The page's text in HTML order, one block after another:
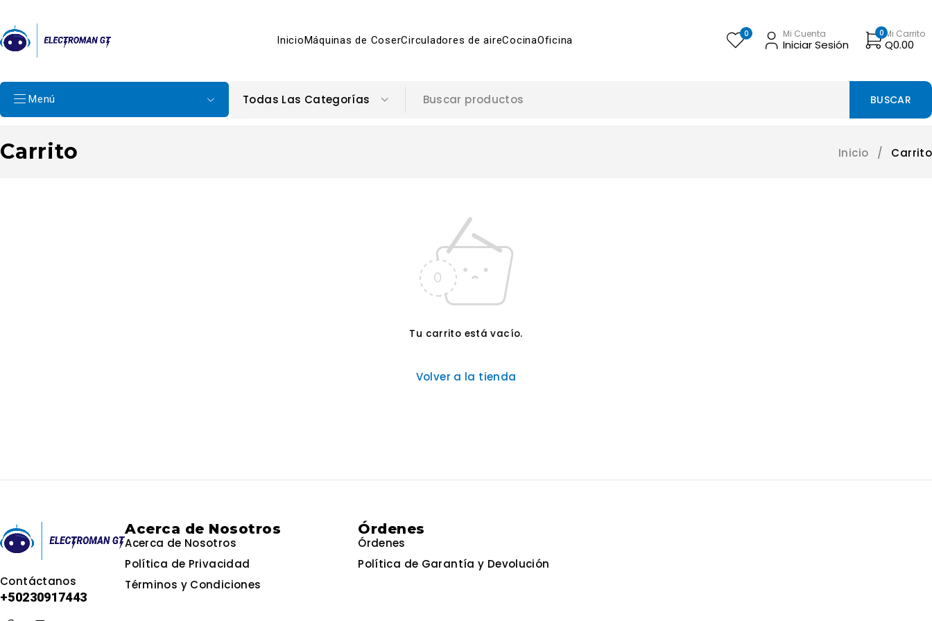
Inicio Máquinas de CoserCirculadores de aireCocinaOficina
0 Mi Cuenta
Iniciar Sesión
0 Mi Carrito
Q0.00
Menú
Carrito Inicio / Carrito
Tu carrito está vacío.
Volver a la tienda
Contáctanos
+50230917443
Acerca de Nosotros
Acerca de Nosotros
Política de Privacidad
Términos y Condiciones
Órdenes
Órdenes
Política de Garantía y Devolución